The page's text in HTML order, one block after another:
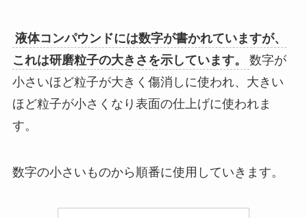
液体コンパウンドには数字が書かれていますが、
これは研磨粒子の大きさを示しています。
数字が
小さいほど粒子が大きく傷消しに使われ、大きい
ほど粒子が小さくなり表面の仕上げに使われま
す。
数字の小さいものから順番に使用していきます。